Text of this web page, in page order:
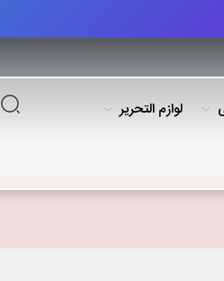
لوازم التحریر